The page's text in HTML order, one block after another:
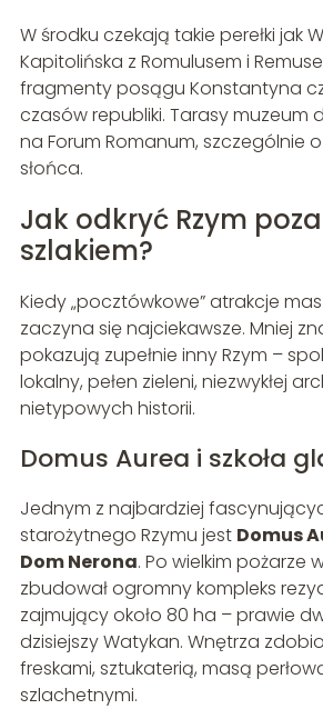
W środku czekają takie perełki jak
Kapitolińska z Romulusem i
fragmenty posągu Konstantyna
czasów republiki. Tarasy muzeum
na Forum Romanum, szczególnie
słońca.
Jak odkryć Rzym
szlakiem?
Kiedy „pocztówkowe” atrakcje
zaczyna się najciekawsze. Mniej
pokazują zupełnie inny Rzym –
lokalny, pełen zieleni, niezwykłej
nietypowych historii.
Domus Aurea i szkoła
Jednym z najbardziej
starożytnego Rzymu jest Domus
Dom Nerona. Po wielkim pożarze
zbudował ogromny kompleks
zajmujący około 80 ha – prawie
dzisiejszy Watykan. Wnętrza
freskami, sztukaterią, masą
szlachetnymi.